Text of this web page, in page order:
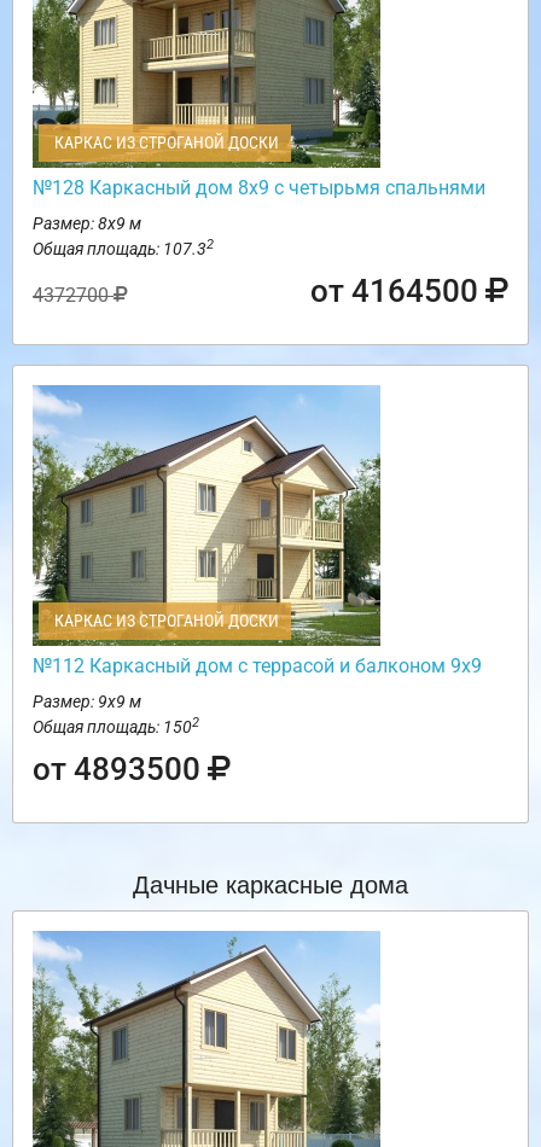
КАРКАС ИЗ СТРОГАНОЙ ДОСКИ
№128 Каркасный дом 8х9 с четырьмя спальнями
Размер: 8х9 м
Общая площадь: 107.32
4372700 от 4164500
КАРКАС ИЗ СТРОГАНОЙ ДОСКИ
№112 Каркасный дом с террасой и балконом 9х9
Размер: 9х9 м
Общая площадь: 1502
от 4893500
Дачные каркасные дома